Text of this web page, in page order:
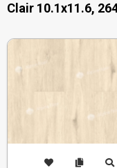
Сlair 10.1x11.6,